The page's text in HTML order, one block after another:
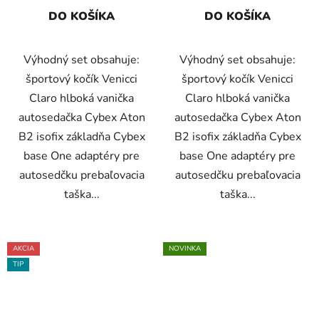
DO KOŠÍKA
Výhodný set obsahuje:
športový kočík Venicci
Claro hlboká vanička
autosedačka Cybex Aton
B2 isofix základňa Cybex
base One adaptéry pre
autosedčku prebaľovacia
taška...
DO KOŠÍKA
Výhodný set obsahuje:
športový kočík Venicci
Claro hlboká vanička
autosedačka Cybex Aton
B2 isofix základňa Cybex
base One adaptéry pre
autosedčku prebaľovacia
taška...
AKCIA
TIP
NOVINKA